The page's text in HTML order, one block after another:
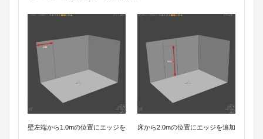
壁左端から1.0mの位置にエッジを 床から2.0mの位置にエッジを追加